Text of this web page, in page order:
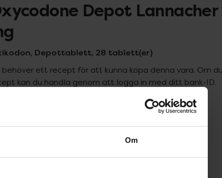
Om
Depot Lannacher
Depottablett, 28 tablett(er)
behöver ett recept för att kunna köpa denna vara. Om
kan du handla genom att logga in med ditt bank-ID.
Pris med recept
Högkostnadsskyddet gäller
123,85 kr